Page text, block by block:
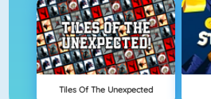
Tiles Of The Unexpected